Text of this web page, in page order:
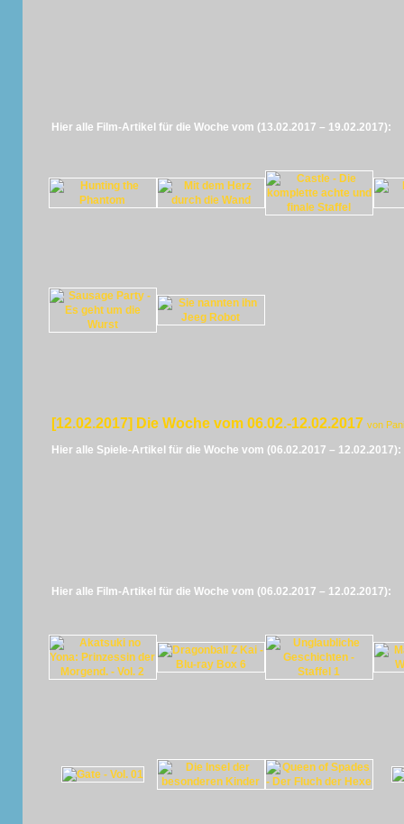
Hier alle Film-Artikel für die Woche vom (13.02.2017 – 19.02.2017):
[12.02.2017] Die Woche vom 06.02.-12.02.2017 von
Hier alle Spiele-Artikel für die Woche vom (06.02.2017 – 12.02.2017):
Hier alle Film-Artikel für die Woche vom (06.02.2017 – 12.02.2017):